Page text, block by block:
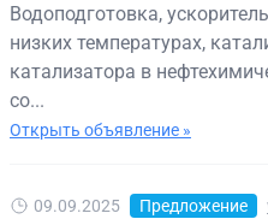
Водоподготовка,
низких температурах,
катализатора в
со...
Открыть объявление »
09.09.2025 Предложение